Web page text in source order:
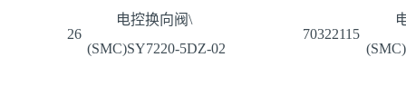
26
电控换向阀\
(SMC)SY7220-5DZ-02
70322115